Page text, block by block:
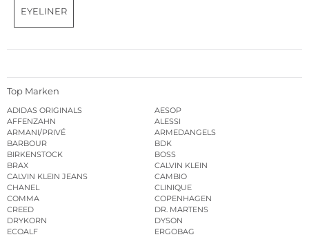
EYELINER
Top Marken
ADIDAS ORIGINALS
AESOP
AFFENZAHN
ALESSI
ARMANI/PRIVÉ
ARMEDANGELS
BARBOUR
BDK
BIRKENSTOCK
BOSS
BRAX
CALVIN KLEIN
CALVIN KLEIN JEANS
CAMBIO
CHANEL
CLINIQUE
COMMA
COPENHAGEN
CREED
DR. MARTENS
DRYKORN
DYSON
ECOALF
ERGOBAG